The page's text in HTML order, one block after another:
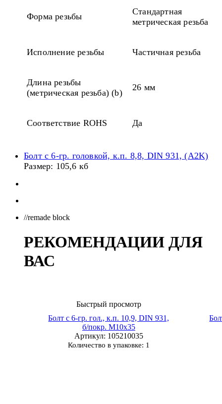
Форма резьбы
Стандартная
метрическая резьба
Исполнение резьбы Частичная резьба
Длина резьбы
(метрическая резьба) (b)
26 мм
Соответствие ROHS Да
Болт с 6-гр. головкой, к.п. 8,8, DIN 931, (A2K)
Размер: 105,6 кб
//remade block
РЕКОМЕНДАЦИИ ДЛЯ
ВАС
Быстрый просмотр
Болт с 6-гр. гол., к.п. 10,9, DIN 931,
б/покр. М10х35
Артикул: 105210035
Количество в упаковке: 1